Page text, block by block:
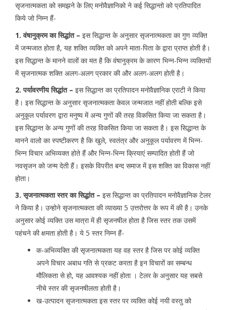
सृजनात्मकता को समझने के लिए मनोवैज्ञानिको ने कई सिद्धान्तो को प्रतिपादित
किये जो निम्न हैं-
1. वंषानुक्रम का सिद्धांत – इस सिद्धान्त के अनुसार सृजनात्मकता का गुण व्यक्ति
में जन्मजात होता है, यह शक्ति व्यक्ति को अपने माता-पिता के द्वारा प्राप्त होती है।
इस सिद्धान्त के मानने वालों का मत है कि वंषानुक्रम के कारण भिन्न-भिन्न व्यक्तियों
में सृजनात्मक शक्ति अलग-अलग प्रकार की और अलग-अलग होती है।
2. पर्यावरणीय सिद्धांत – इस सिद्धान्त का प्रतिपादन मनोवैज्ञानिक एराटी ने किया
है। इस सिद्धान्त के अनुसार सृजनात्मकता केवल जन्मजात नहीं होती बल्कि इसे
अनुकूल पर्यावरण द्वारा मनुष्य में अन्य गुणों की तरह विकसित किया जा सकता है।
इस सिद्धान्त के अन्य गुणों की तरह विकसित किया जा सकता है। इस सिद्धान्त के
मानने वालो का स्पष्टीकरण है कि खुले, स्वतंत्र और अनुकूल पर्यावरण में भिन्न-
भिन्न विचार अभिव्यक्त होते हैं और भिन्न-भिन्न क्रियाएं सम्पादित होती हैं जो
नवसृजन को जन्म देती हैं। इसके विपरीत बन्द समाज में इस शक्ति का विकास नहीं
होता।
3. सृजनात्मकता स्तर का सिद्धांत – इस सिद्धान्त का प्रतिपादन मनोवैज्ञानिक टेलर
ने किया है। उन्होने सृजनात्मकता की व्याख्या 5 उत्तरोत्तर के रूप में की है। उनके
अनुसार कोई व्यक्ति उस मात्रा में ही सृजनषील होता है जिस स्तर तक उसमें
पहंचने की क्षमता होती है। ये 5 स्तर निम्न हैं-
क-अभिव्यक्ति की सृजनात्मकता यह वह स्तर है जिस पर कोई व्यक्ति
अपने विचार अबाध गति से प्रकट करता है इन विचारों का सम्बन्ध
मौलिकता से हो, यह आवश्यक नहीं होता । टेलर के अनुसार यह सबसे
नीचे स्तर की सृजनषीलता होती है।
ख-उत्पादन सृजनात्मकता इस स्तर पर व्यक्ति कोई नयी वस्तु को